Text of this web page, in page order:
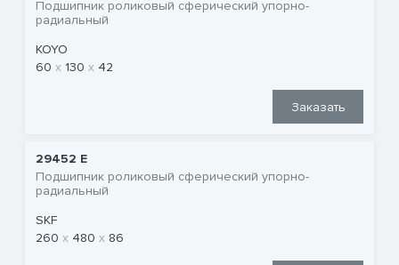
Подшипник роликовый сферический упорно-
радиальный
KOYO
60
130 42
Заказать
29452 E
Подшипник роликовый сферический упорно-
радиальный
SKF
260
480 86